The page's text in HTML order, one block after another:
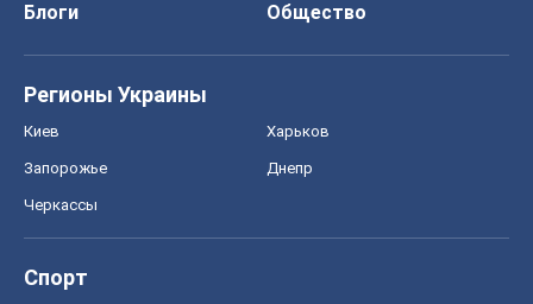
Блоги
Общество
Регионы Украины
Киев Харьков
Запорожье Днепр
Черкассы
Спорт